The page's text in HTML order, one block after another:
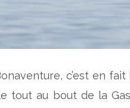
c’est en
tout au bout de la